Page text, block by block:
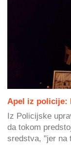
Apel iz policije:
Iz Policijske
da tokom
sredstva, "jer na